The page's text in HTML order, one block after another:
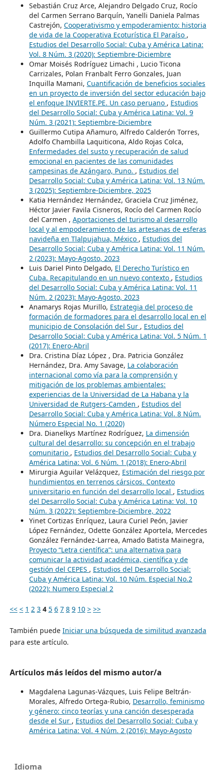
Sebastián Cruz Arce, Alejandro Delgado Cruz, Rocío
del Carmen Serrano Barquín, Yanelli Daniela Palmas
Castrejón, Cooperativismo y empoderamiento: historia
de vida de la Cooperativa Ecoturística El Paraíso ,
Estudios del Desarrollo Social: Cuba y América Latina:
Vol. 8 Núm. 3 (2020): Septiembre-Diciembre
Omar Moisés Rodríguez Limachi , Lucio Ticona
Carrizales, Polan Franbalt Ferro Gonzales, Juan
Inquilla Mamani, Cuantificación de beneficios sociales
en un proyecto de inversión del sector educación bajo
el enfoque INVIERTE.PE. Un caso peruano , Estudios
del Desarrollo Social: Cuba y América Latina: Vol. 9
Núm. 3 (2021): Septiembre-Diciembre
Guillermo Cutipa Añamuro, Alfredo Calderón Torres,
Adolfo Chambilla Laquiticona, Aldo Rojas Colca,
Enfermedades del susto y recuperación de salud
emocional en pacientes de las comunidades
campesinas de Azángaro, Puno. , Estudios del
Desarrollo Social: Cuba y América Latina: Vol. 13 Núm.
3 (2025): Septiembre-Diciembre, 2025
Katia Hernández Hernández, Graciela Cruz Jiménez,
Héctor Javier Favila Cisneros, Rocío del Carmen Rocío
del Carmen , Aportaciones del turismo al desarrollo
local y al empoderamiento de las artesanas de esferas
navideña en Tlalpujahua, México , Estudios del
Desarrollo Social: Cuba y América Latina: Vol. 11 Núm.
2 (2023): Mayo-Agosto, 2023
Luis Dariel Pinto Delgado, El Derecho Turístico en
Cuba. Recapitulando en un nuevo contexto , Estudios
del Desarrollo Social: Cuba y América Latina: Vol. 11
Núm. 2 (2023): Mayo-Agosto, 2023
Anamarys Rojas Murillo, Estrategia del proceso de
formación de formadores para el desarrollo local en el
municipio de Consolación del Sur , Estudios del
Desarrollo Social: Cuba y América Latina: Vol. 5 Núm. 1
(2017): Enero-Abril
Dra. Cristina Díaz López , Dra. Patricia González
Hernández, Dra. Amy Savage, La colaboración
internacional como vía para la comprensión y
mitigación de los problemas ambientales:
experiencias de la Universidad de La Habana y la
Universidad de Rutgers-Camden , Estudios del
Desarrollo Social: Cuba y América Latina: Vol. 8 Núm.
Número Especial No. 1 (2020)
Dra. Dianelkys Martínez Rodríguez, La dimensión
cultural del desarrollo: su concepción en el trabajo
comunitario , Estudios del Desarrollo Social: Cuba y
América Latina: Vol. 6 Núm. 1 (2018): Enero-Abril
Mirurgia Aguilar Velázquez, Estimación del riesgo por
hundimientos en terrenos cársicos. Contexto
universitario en función del desarrollo local , Estudios
del Desarrollo Social: Cuba y América Latina: Vol. 10
Núm. 3 (2022): Septiembre-Diciembre, 2022
Yinet Cortizas Enríquez, Laura Curiel Peón, Javier
López Fernández, Odette González Aportela, Mercedes
González Fernández-Larrea, Amado Batista Mainegra,
Proyecto “Letra científica”: una alternativa para
comunicar la actividad académica, científica y de
gestión del CEPES , Estudios del Desarrollo Social:
Cuba y América Latina: Vol. 10 Núm. Especial No.2
(2022): Numero Especial 2
<< < 1 2 3 4 5 6 7 8 9 10 > >>
También puede Iniciar una búsqueda de similitud avanzada
para este artículo.
Artículos más leídos del mismo autor/a
Magdalena Lagunas-Vázques, Luis Felipe Beltrán-
Morales, Alfredo Ortega-Rubio, Desarrollo, feminismo
y género: cinco teorías y una canción desesperada
desde el Sur , Estudios del Desarrollo Social: Cuba y
América Latina: Vol. 4 Núm. 2 (2016): Mayo-Agosto
Idioma